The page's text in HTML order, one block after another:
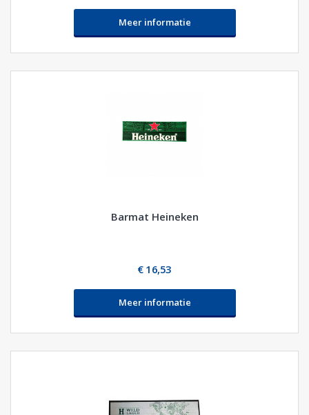
Meer informatie
Barmat Heineken
€ 16,53
Meer informatie